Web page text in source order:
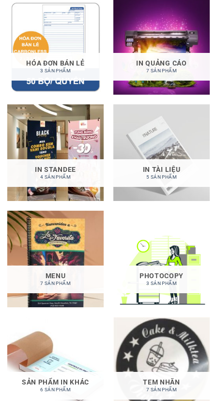
HÓA ĐƠN BÁN LẺ
3 SẢN PHẨM
IN QUẢNG CÁO
7 SẢN PHẨM
IN STANDEE
4 SẢN PHẨM
IN TÀI LIỆU
5 SẢN PHẨM
MENU
7 SẢN PHẨM
PHOTOCOPY
3 SẢN PHẨM
SẢN PHẨM IN KHÁC
6 SẢN PHẨM
TEM NHÃN
7 SẢN PHẨM